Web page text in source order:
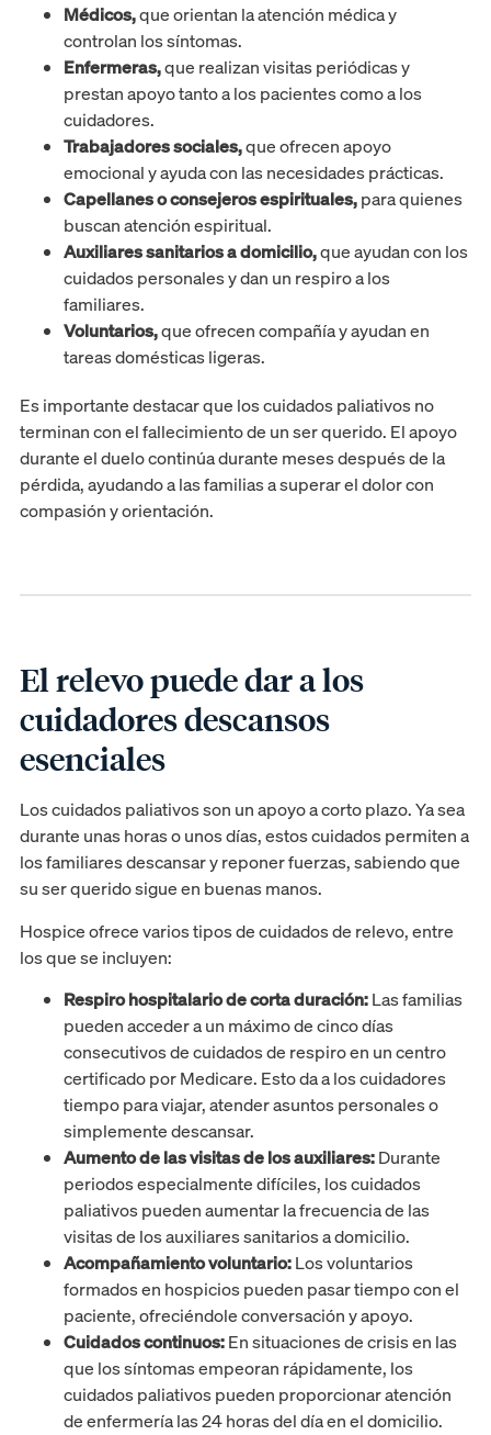
Médicos,que orientan la atención médica y
controlan los síntomas.
Enfermeras,que realizan visitas periódicas y
prestan apoyo tanto a los pacientes como a los
cuidadores.
Trabajadores sociales,que ofrecen apoyo
emocional y ayuda con las necesidades prácticas.
Capellanes o consejeros espirituales,para quienes
buscan atención espiritual.
Auxiliares sanitarios a domicilio,que ayudan con los
cuidados personales y dan un respiro a los
familiares.
Voluntarios,que ofrecen compañía y ayudan en
tareas domésticas ligeras.
Es importante destacar que los cuidados paliativos no
terminan con el fallecimiento de un ser querido. El apoyo
durante el duelo continúa durante meses después de la
pérdida, ayudando a las familias a superar el dolor con
compasión y orientación.
El relevo puede dar a los
cuidadores descansos
esenciales
Los cuidados paliativos son un apoyo a corto plazo. Ya sea
durante unas horas o unos días, estos cuidados permiten a
los familiares descansar y reponer fuerzas, sabiendo que
su ser querido sigue en buenas manos.
Hospice ofrece varios tipos de cuidados de relevo, entre
los que se incluyen:
Respiro hospitalario de corta duración:Las familias
pueden acceder a un máximo de cinco días
consecutivos de cuidados de respiro en un centro
certificado por Medicare. Esto da a los cuidadores
tiempo para viajar, atender asuntos personales o
simplemente descansar.
Aumento de las visitas de los auxiliares:Durante
periodos especialmente difíciles, los cuidados
paliativos pueden aumentar la frecuencia de las
visitas de los auxiliares sanitarios a domicilio.
Acompañamiento voluntario:Los voluntarios
formados en hospicios pueden pasar tiempo con el
paciente, ofreciéndole conversación y apoyo.
Cuidados continuos:En situaciones de crisis en las
que los síntomas empeoran rápidamente, los
cuidados paliativos pueden proporcionar atención
de enfermería las 24 horas del día en el domicilio.